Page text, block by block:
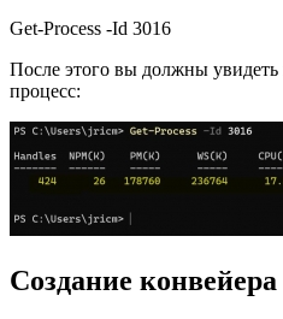
Get-Process -Id 3016
После этого вы должны увидеть
процесс:
Создание конвейера